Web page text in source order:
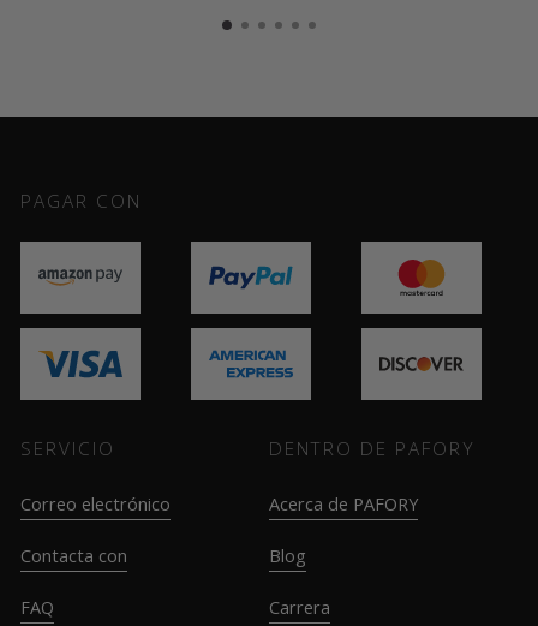
PAGAR CON
SERVICIO
Correo electrónico
Contacta con
FAQ
DENTRO DE PAFORY
Acerca de PAFORY
Blog
Carrera